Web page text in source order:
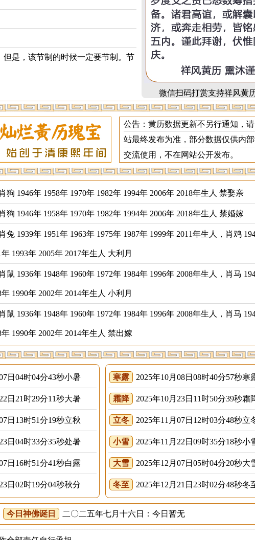
是，该节制的时候一定要节制。节
微信扫码打赏支持祥风黄
公告：黄历数据更新不另行通知，
站最终发布为准，部分数据仅供内
交流使用，不在网站公开发布。
狗 1946年 1958年 1970年 1982年 1994年 2006年 2018年生人 禁娶亲
狗 1946年 1958年 1970年 1982年 1994年 2006年 2018年生人 禁婚嫁
兔 1939年 1951年 1963年 1975年 1987年 1999年 2011年生人，肖鸡
1993年 2005年 2017年生人 大利月
鼠 1936年 1948年 1960年 1972年 1984年 1996年 2008年生人，肖马
1990年 2002年 2014年生人 小利月
鼠 1936年 1948年 1960年 1972年 1984年 1996年 2008年生人，肖马
年 1990年 2002年 2014年生人 禁出嫁
日04时04分43秒小暑
日21时29分11秒大暑
日13时51分19秒立秋
日04时33分35秒处暑
日16时51分41秒白露
日02时19分04秒秋分
寒露 2025年10月08日08时40分57秒寒
霜降 2025年10月23日11时50分39秒霜
立冬 2025年11月07日12时03分48秒立
小雪 2025年11月22日09时35分18秒小
大雪 2025年12月07日05时04分20秒大
冬至 2025年12月21日23时02分48秒冬
今日神佛诞日 二〇二五年七月十六日：今日暂无